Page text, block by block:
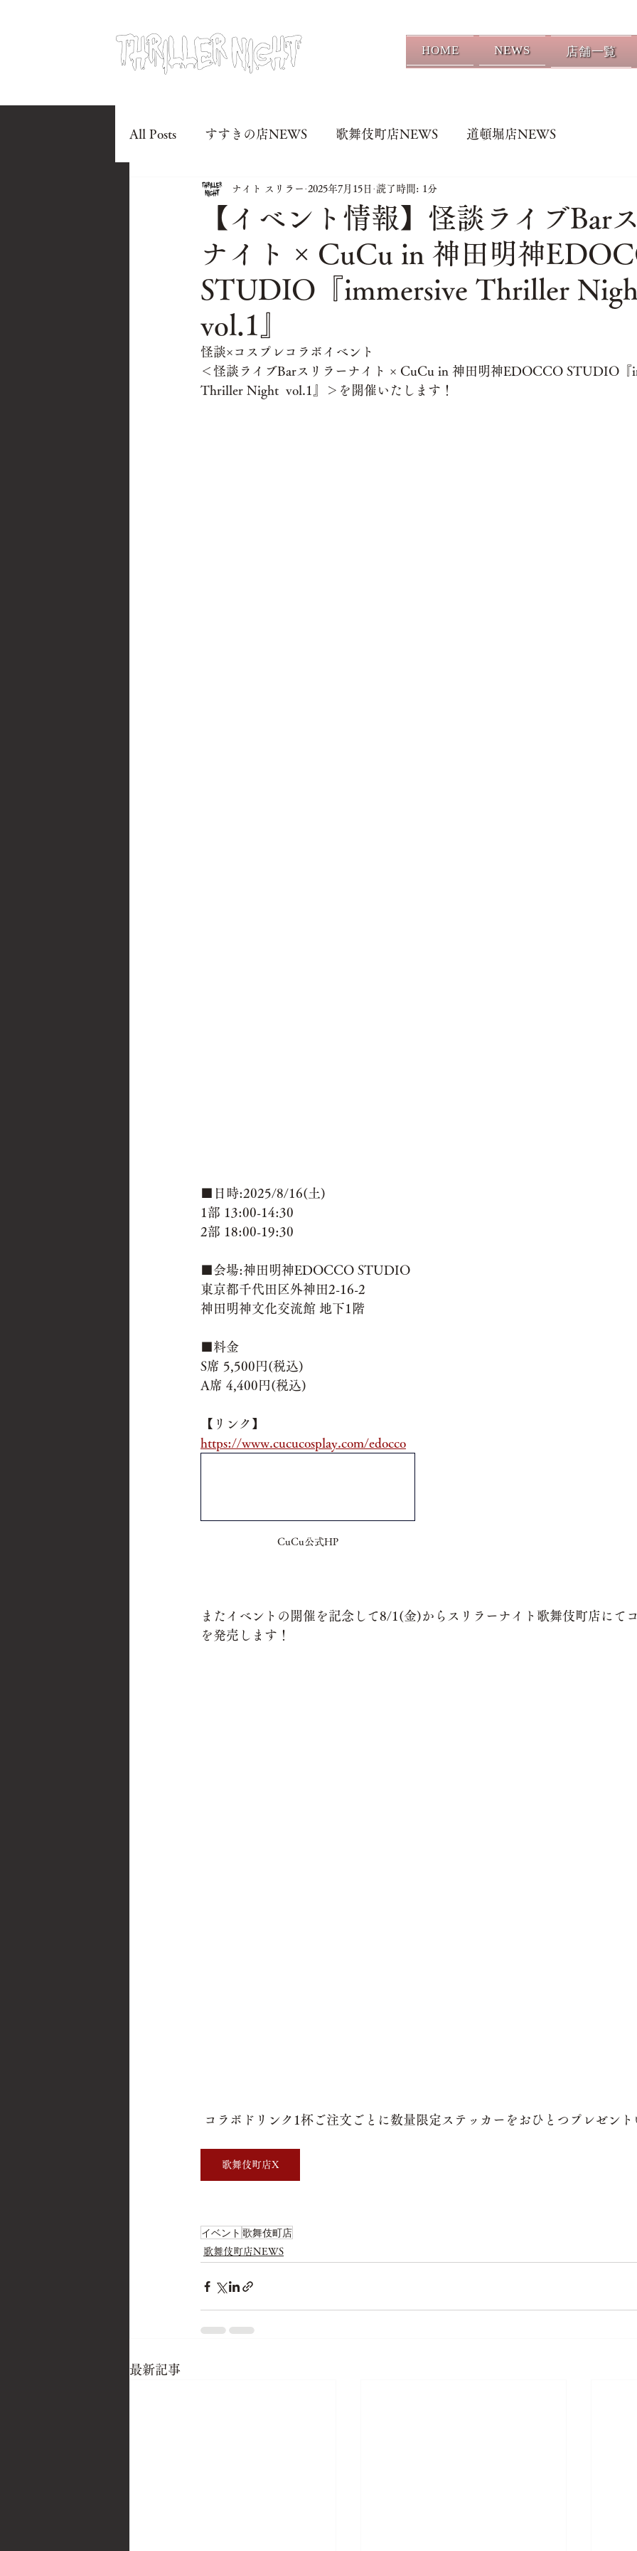
HOME NEWS 店舗一覧
All Posts すすきの店NEWS 歌舞伎町店NEWS 道頓堀店NEWS
【イベント情報】怪談ライブBar
ナイト × CuCu in 神田明神
STUDIO『immersive Thriller
vol.1』
ナイト スリラー 2025年7月15日 読了時間: 1分
怪談×コスプレ コラボ イベント
＜怪談ライブBarスリラーナイト × CuCu in 神田明神EDOCCO STUDIO『
Thriller Night  vol.1』＞を開催いたします！
■日時:2025/8/16(土)
1部 13:00-14:30
2部 18:00-19:30
■会場:神田明神EDOCCO STUDIO
東京都千代田区外神田2-16-2
神田明神文化交流館 地下1階
■料金
S席 5,500円(税込)
A席 4,400円(税込)
【リンク】
https://www.cucucosplay.com/edocco
CuCu公式HP
またイベントの 開催を記念して8/1(金)からスリラーナイト歌舞伎町店にて
を発売します！
コラボドリンク1杯ご注文ごとに数量限定ステッカーをおひとつプレゼント
歌舞伎町店X
イベント 歌舞伎町店
歌舞伎町店NEWS
最新記事